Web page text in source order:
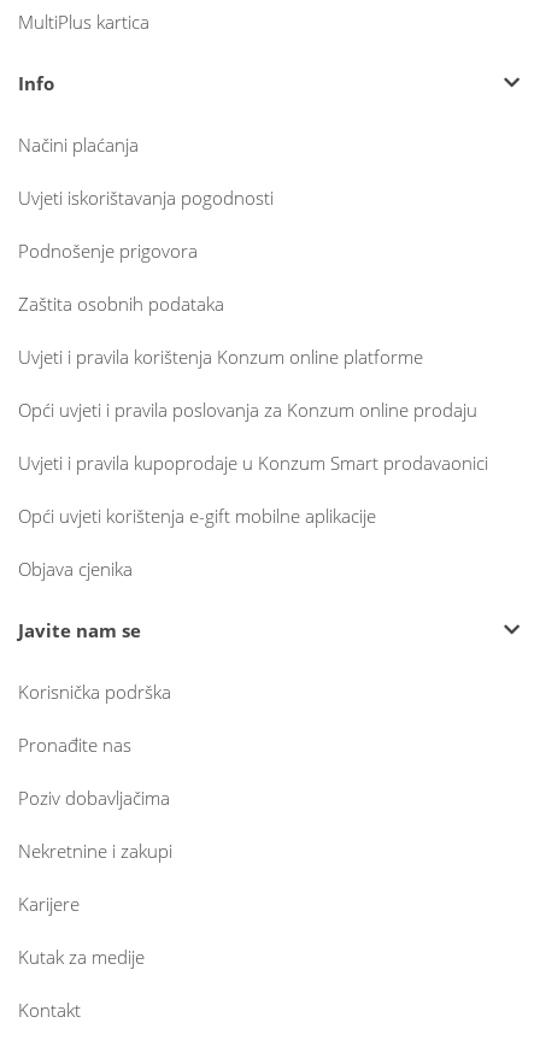
MultiPlus kartica
Info
Načini plaćanja
Uvjeti iskorištavanja pogodnosti
Podnošenje prigovora
Zaštita osobnih podataka
Uvjeti i pravila korištenja Konzum online platforme
Opći uvjeti i pravila poslovanja za Konzum online prodaju
Uvjeti i pravila kupoprodaje u Konzum Smart prodavaonici
Opći uvjeti korištenja e-gift mobilne aplikacije
Objava cjenika
Javite nam se
Korisnička podrška
Pronađite nas
Poziv dobavljačima
Nekretnine i zakupi
Karijere
Kutak za medije
Kontakt